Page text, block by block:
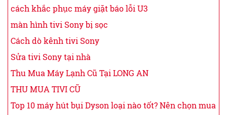
cách khắc phục máy giặt báo lỗi U3
màn hình tivi Sony bị sọc
Cách dò kênh tivi Sony
Sửa tivi Sony tại nhà
Thu Mua Máy Lạnh Cũ Tại LONG AN
THU MUA TIVI CŨ
Top 10 máy hút bụi Dyson loại nào tốt? Nên chọn mua